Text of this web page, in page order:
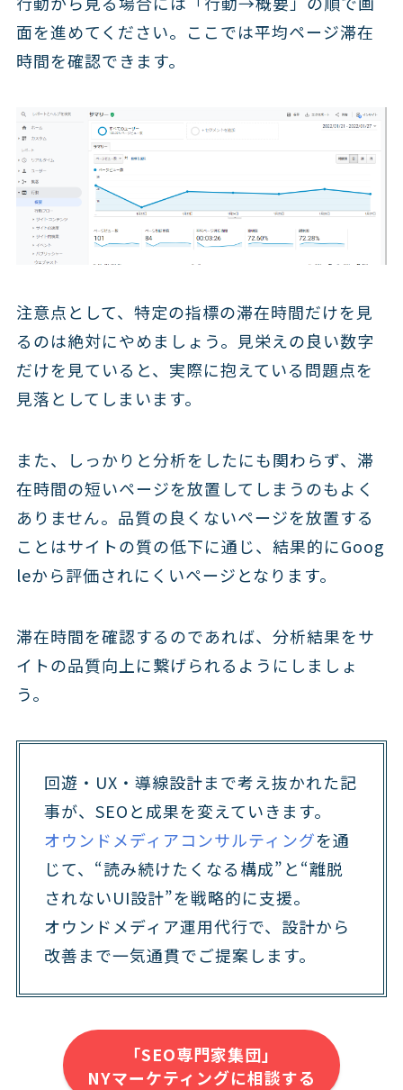
面を進めてください。ここでは平均ページ滞在
時間を確認できます。
注意点として、特定の指標の滞在時間だけを見
るのは絶対にやめましょう。見栄えの良い数字
だけを見ていると、実際に抱えている問題点を
見落としてしまいます。
また、しっかりと分析をしたにも関わらず、滞
在時間の短いページを放置してしまうのもよく
ありません。品質の良くないページを放置する
ことはサイトの質の低下に通じ、結果的にGoog
leから評価されにくいページとなります。
滞在時間を確認するのであれば、分析結果をサ
イトの品質向上に繋げられるようにしましょ
う。
回遊・UX・導線設計まで考え抜かれた記
事が、SEOと成果を変えていきます。
オウンドメディアコンサルティングを通
じて、“読み続けたくなる構成”と“離脱
されないUI設計”を戦略的に支援。
オウンドメディア運用代行で、設計から
改善まで一気通貫でご提案します。
「SEO専門家集団」
NYマーケティングに相談する